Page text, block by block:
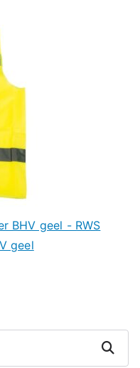
BHV geel - RWS
geel
Zoeken